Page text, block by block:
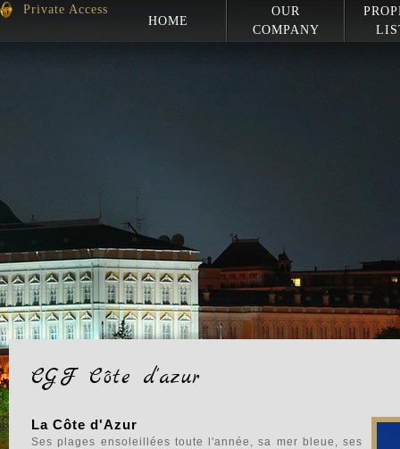
Private Access
HOME
OUR
COMPANY
CGF Côte d'azur
La Côte d'Azur
Ses plages ensoleillées toute l'année, sa mer bleue, ses